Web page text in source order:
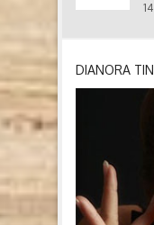
DIANORA